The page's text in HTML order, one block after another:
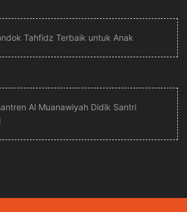
Tahfidz Terbaik untuk Anak
Al Muanawiyah Didik Santri